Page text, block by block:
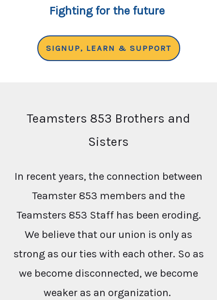
Fighting for the future
SIGNUP, LEARN & SUPPORT
Teamsters 853 Brothers and
Sisters
In recent years, the connection between
Teamster 853 members and the
Teamsters 853 Staff has been eroding.
We believe that our union is only as
strong as our ties with each other. So as
we become disconnected, we become
weaker as an organization.